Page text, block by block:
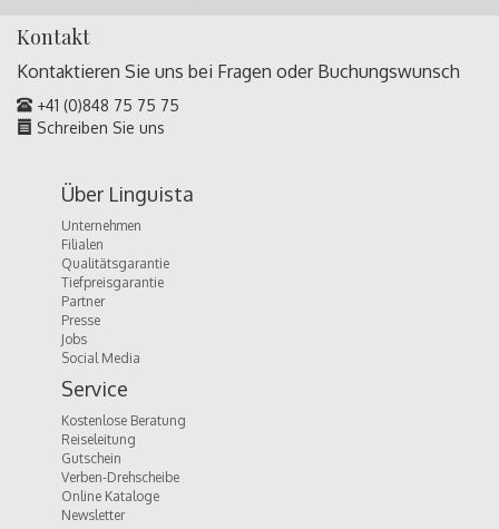
Kontakt
Kontaktieren Sie uns bei Fragen oder Buchungswunsch
+41 (0)848 75 75 75
Schreiben Sie uns
Über Linguista
Unternehmen
Filialen
Qualitätsgarantie
Tiefpreisgarantie
Partner
Presse
Jobs
Social Media
Service
Kostenlose Beratung
Reiseleitung
Gutschein
Verben-Drehscheibe
Online Kataloge
Newsletter